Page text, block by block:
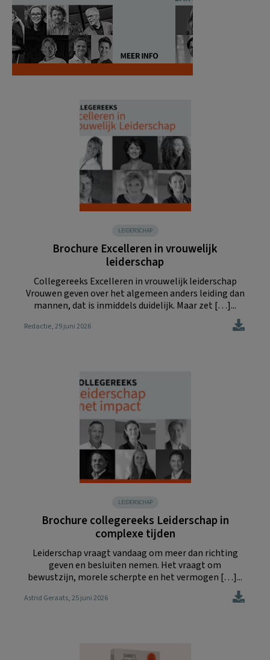
LEIDERSCHAP
Brochure Excelleren in vrouwelijk
leiderschap
Collegereeks Excelleren in vrouwelijk leiderschap
Vrouwen geven over het algemeen anders leiding dan
mannen, dat is inmiddels duidelijk. Maar zet […]...
Redactie, 29 juni 2026
LEIDERSCHAP
Brochure collegereeks Leiderschap in
complexe tijden
Leiderschap vraagt vandaag om meer dan richting
geven en besluiten nemen. Het vraagt om
bewustzijn, morele scherpte en het vermogen […]...
Astrid Geraats, 25 juni 2026